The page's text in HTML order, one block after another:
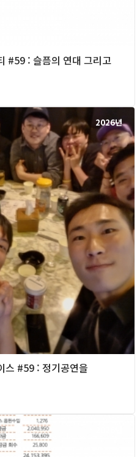
#59 : 슬픔의 연대 그리고
2026년
스 #59 : 정기공연을